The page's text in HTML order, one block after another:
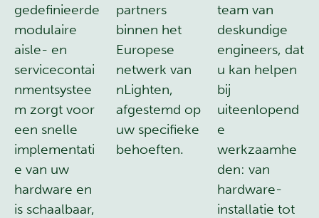
gedefinieerde
modulaire
aisle- en
servicecontai
nmentsystee
m zorgt voor
een snelle
implementati
e van uw
hardware en
is schaalbaar,
partners
binnen het
Europese
netwerk van
nLighten,
afgestemd op
uw specifieke
behoeften.
team van
deskundige
engineers, dat
u kan helpen
bij
uiteenlopend
e
werkzaamhe
den: van
hardware-
installatie tot